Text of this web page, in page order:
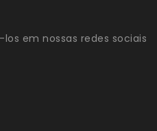
em nossas redes sociais